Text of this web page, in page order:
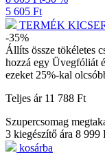
5 605 Ft
TERMÉK
-35%
Állíts össze tökéletes
hozzá egy Üvegfóliát
ezeket 25%-kal
Teljes ár 11 788 Ft
Szupercsomag
3 kiegészítő ára 8 999
kosárba